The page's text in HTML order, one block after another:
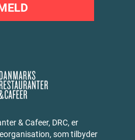
& Cafeer, DRC, er
som tilbyder